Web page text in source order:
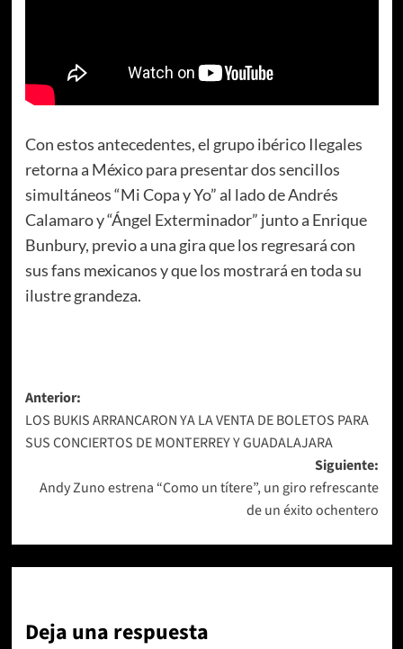
Con estos antecedentes, el grupo ibérico Ilegales
retorna a México para presentar dos sencillos
simultáneos “Mi Copa y Yo” al lado de Andrés
Calamaro y “Ángel Exterminador” junto a Enrique
Bunbury, previo a una gira que los regresará con
sus fans mexicanos y que los mostrará en toda su
ilustre grandeza.
Navegación
de
entradas
Anterior:
LOS BUKIS ARRANCARON YA LA VENTA DE BOLETOS PARA
SUS CONCIERTOS DE MONTERREY Y GUADALAJARA
Siguiente:
Andy Zuno estrena “Como un títere”, un giro refrescante
de un éxito ochentero
Deja una respuesta